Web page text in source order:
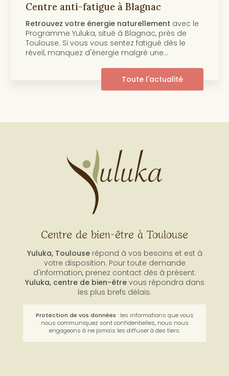
avec le
près de
fatigué dès le
une…
Centre anti-âge et
Toulouse
Découvrez notre
beauté de la peau Au
centre Yuluka vous
pleine de…
Centre de bien-être à Toulouse
Yuluka, Toulouserépond à vos besoins et est à
votre disposition. Pour toute demande
d'information, prenez contact dès à présent.
les plus brefs délais.
Protection de vos données : les informations que vous
nous communiquez sont confidentielles, nous nous